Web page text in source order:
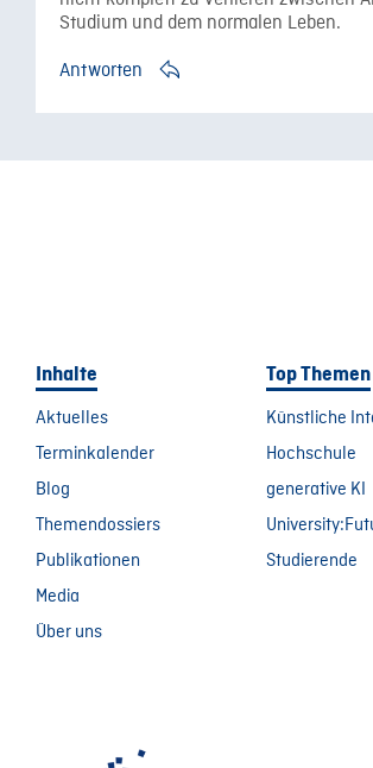
Studium und dem normalen Leben.
Antworten
Inhalte
Aktuelles
Terminkalender
Blog
Themendossiers
Publikationen
Media
Über uns
Top Themen
Künstliche
Hochschule
generative KI
Studierende